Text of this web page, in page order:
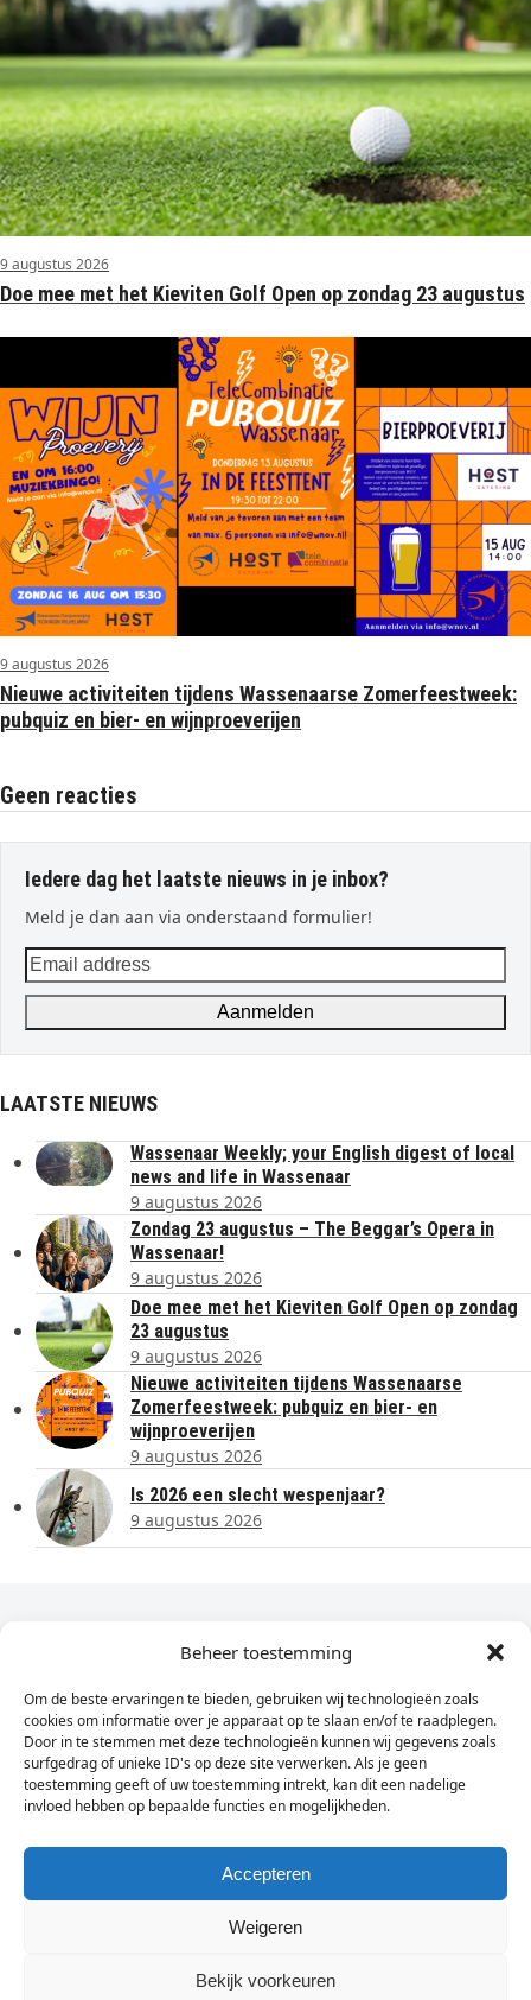
Beheer toestemming
Om de beste ervaringen te bieden, gebruiken wij technologieën zoals
cookies om informatie over je apparaat op te slaan en/of te raadplegen.
Door in te stemmen met deze technologieën kunnen wij gegevens zoals
surfgedrag of unieke ID's op deze site verwerken. Als je geen
toestemming geeft of uw toestemming intrekt, kan dit een nadelige
invloed hebben op bepaalde functies en mogelijkheden.
Accepteren
Weigeren
Bekijk voorkeuren
9 augustus 2026
Doe mee met het Kieviten Golf Open op zondag 23 augustus
9 augustus 2026
Nieuwe activiteiten tijdens Wassenaarse Zomerfeestweek:
pubquiz en bier- en wijnproeverijen
Geen reacties
Iedere dag het laatste nieuws in je inbox?
Meld je dan aan via onderstaand formulier!
Email
address
Aanmelden
LAATSTE NIEUWS
Wassenaar Weekly; your English digest of local
news and life in Wassenaar
9 augustus 2026
Zondag 23 augustus – The Beggar’s Opera in
Wassenaar!
9 augustus 2026
Doe mee met het Kieviten Golf Open op zondag
23 augustus
9 augustus 2026
Nieuwe activiteiten tijdens Wassenaarse
Zomerfeestweek: pubquiz en bier- en
wijnproeverijen
9 augustus 2026
Is 2026 een slecht wespenjaar?
9 augustus 2026
Dagelijks het laatste nieuws in je e-mail?
Vul
hier
je
e-
mailadres
in
Sign Up